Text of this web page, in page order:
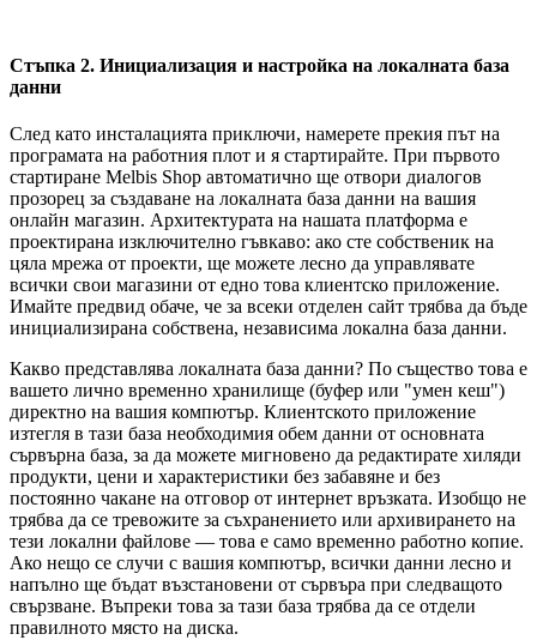
Стъпка 2. Инициализация и настройка на локалната база
данни
След като инсталацията приключи, намерете прекия път на
програмата на работния плот и я стартирайте. При първото
стартиране Melbis Shop автоматично ще отвори диалогов
прозорец за създаване на локалната база данни на вашия
онлайн магазин. Архитектурата на нашата платформа е
проектирана изключително гъвкаво: ако сте собственик на
цяла мрежа от проекти, ще можете лесно да управлявате
всички свои магазини от едно това клиентско приложение.
Имайте предвид обаче, че за всеки отделен сайт трябва да бъде
инициализирана собствена, независима локална база данни.
Какво представлява локалната база данни? По същество това е
вашето лично временно хранилище (буфер или "умен кеш")
директно на вашия компютър. Клиентското приложение
изтегля в тази база необходимия обем данни от основната
сървърна база, за да можете мигновено да редактирате хиляди
продукти, цени и характеристики без забавяне и без
постоянно чакане на отговор от интернет връзката. Изобщо не
трябва да се тревожите за съхранението или архивирането на
тези локални файлове — това е само временно работно копие.
Ако нещо се случи с вашия компютър, всички данни лесно и
напълно ще бъдат възстановени от сървъра при следващото
свързване. Въпреки това за тази база трябва да се отдели
правилното място на диска.